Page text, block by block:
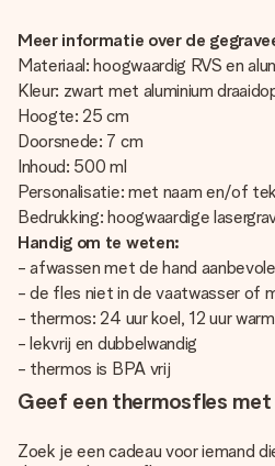
Meer informatie over de
Materiaal: hoogwaardig RVS en
Kleur: zwart met aluminium
Hoogte: 25 cm
Doorsnede: 7 cm
Inhoud: 500 ml
Personalisatie: met naam en/of
Bedrukking: hoogwaardige
Handig om te weten:
- afwassen met de hand
- de fles niet in de vaatwasser of
- thermos: 24 uur koel, 12 uur warm
- lekvrij en dubbelwandig
- thermos is BPA vrij
Geef een thermosfles met
Zoek je een cadeau voor iemand